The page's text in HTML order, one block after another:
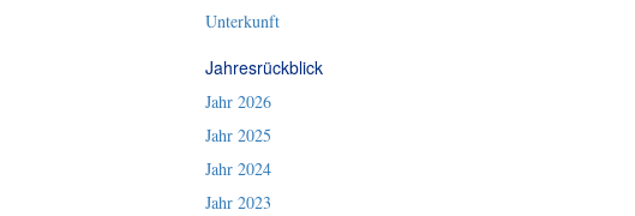
Unterkunft
Jahresrückblick
Jahr 2026
Jahr 2025
Jahr 2024
Jahr 2023